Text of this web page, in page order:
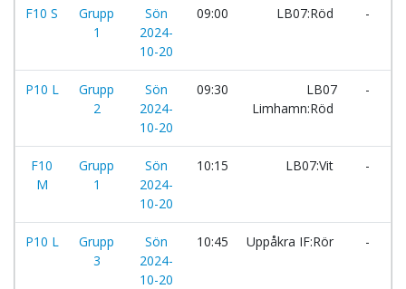
F10 S
Grupp
1
Sön
2024-
10-20
09:00 LB07:Röd -
P10 L
Grupp
2
Sön
2024-
10-20
09:30
LB07
Limhamn:Röd
-
F10
M
Grupp
1
Sön
2024-
10-20
10:15 LB07:Vit -
P10 L
Grupp
3
Sön
2024-
10-20
10:45 Uppåkra IF:Rör -